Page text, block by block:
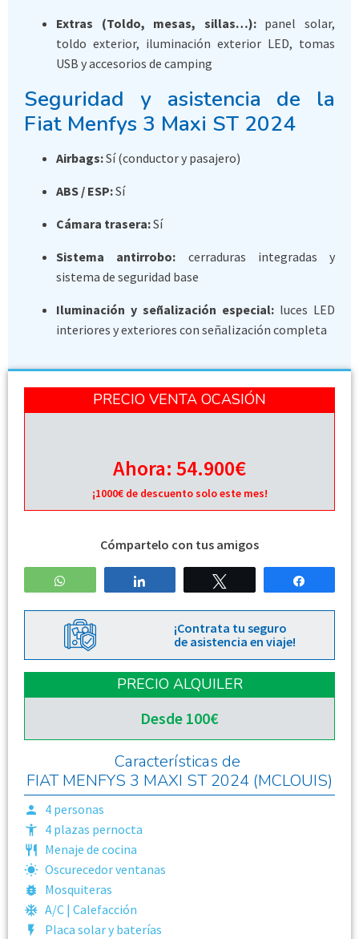
Extras (Toldo, mesas, sillas…):panel solar,
toldo exterior, iluminación exterior LED, tomas
USB y accesorios de camping
Seguridad y asistencia de la
Fiat Menfys 3 Maxi ST 2024
Airbags:Sí (conductor y pasajero)
ABS / ESP:Sí
Cámara trasera:Sí
Sistema antirrobo: cerraduras integradas y
sistema de seguridad base
Iluminación y señalización especial: luces LED
interiores y exteriores con señalización completa
PRECIO VENTA OCASIÓN
Ahora: 54.900€
¡1000€ de descuento solo este mes!
Cómpartelo con tus amigos
¡Contrata tu seguro
de asistencia en viaje!
PRECIO ALQUILER
Desde 100€
Características de
FIAT MENFYS 3 MAXI ST 2024 (MCLOUIS)
4 personas
4 plazas pernocta
Menaje de cocina
Oscurecedor ventanas
Mosquiteras
A/C | Calefacción
Placa solar y baterías